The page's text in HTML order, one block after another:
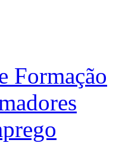
Formação